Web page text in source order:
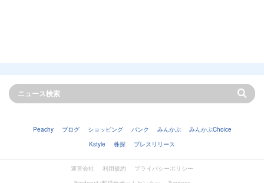
Peachy ブログ ショッピング バンク みんかぶ
みんかぶChoice
Kstyle
株探 プレスリリース
運営会社 利用規約
プライバシーポリシー